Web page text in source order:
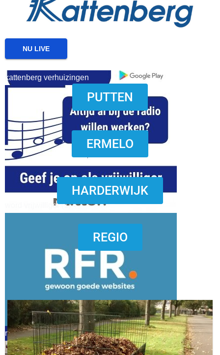
download onzze App
kattenberg verhuizingen
word vrijwilliger (1)
refreshed webdesign putten
NU LIVE
PUTTEN
ERMELO
HARDERWIJK
REGIO